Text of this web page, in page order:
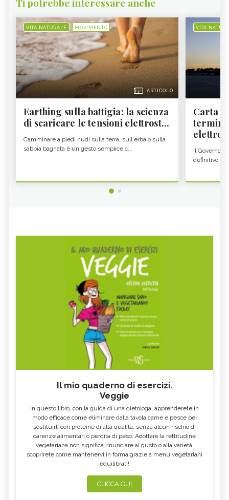
VITA NATURALE MOVIMENTO
ARTICOLO
Earthing sulla battigia: la scienza
di scaricare le tensioni elettrost...
Camminare a piedi nudi sulla terra, sull'erba o sulla
sabbia bagnata è un gesto semplice c...
VITA
Carta
Il Governo
definitivo
Il mio quaderno di esercizi.
Veggie
In questo libro, con la guida di una dietologa, apprenderete in
modo efficace come eliminare dalla tavola carne e pesce per
sostituirli con proteine di alta qualità, senza alcun rischio di
carenze alimentari o perdita di peso. Adottare la rettitudine
vegetariana non significa rinunciare al gusto o alla varietà:
scoprirete come mantenervi in forma grazie a menu vegetariani
equilibrati!
CLICCA QUI